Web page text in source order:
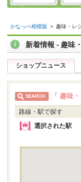
かなっぺ相模版 > 趣味・レ
新着情報 - 趣味
ショップニュース
「 趣味
路線・駅で探す
選択された駅